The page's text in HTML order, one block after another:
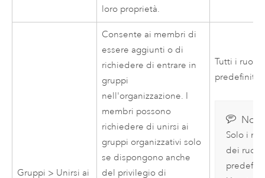
loro proprietà.
Gruppi > Unirsi ai
Consente ai membri di
essere aggiunti o di
richiedere di entrare in
gruppi
nell'organizzazione. I
membri possono
richiedere di unirsi ai
gruppi organizzativi solo
se dispongono anche
del privilegio di
Tutti i ruoli
predefiniti
Solo i
dei ruoli